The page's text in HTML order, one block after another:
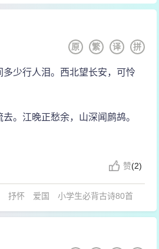
拼
译
繁
原
少行人泪。西北望长安，可怜
。江晚正愁余，山深闻鹧鸪。
赞(2)
抒怀 爱国 小学生必背古诗80首